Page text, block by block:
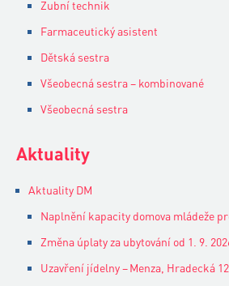
Zubní technik
Farmaceutický asistent
Dětská sestra
Všeobecná sestra – kombinované
Všeobecná sestra
Aktuality
Aktuality DM
Naplnění kapacity domova mládeže
Změna úplaty za ubytování od 1. 9.
Uzavření jídelny – Menza, Hradecká